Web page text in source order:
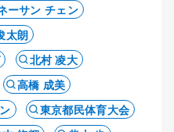
ーサン チェン
太朗
北村 凌大
高橋 成美
東京都民体育大会